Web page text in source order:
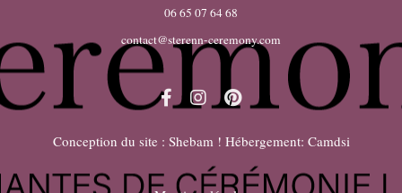
06 65 07 64 68
contact@sterenn-ceremony.com
Conception du site : Shebam ! Hébergement: Camdsi